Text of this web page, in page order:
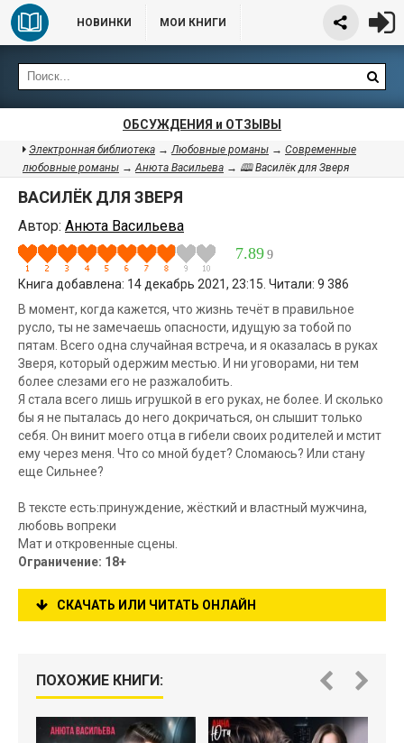
НОВИНКИ МОИ КНИГИ
ОБСУЖДЕНИЯ и ОТЗЫВЫ
Электронная библиотека →Любовные романы → Современные
любовные романы →Анюта Васильева → 🕮 Василёк для Зверя
ВАСИЛЁК ДЛЯ ЗВЕРЯ
Автор: Анюта Васильева
7.89 9
Книга добавлена: 14 декабрь 2021, 23:15. Читали: 9 386
В момент, когда кажется, что жизнь течёт в правильное
русло, ты не замечаешь опасности, идущую за тобой по
пятам. Всего одна случайная встреча, и я оказалась в руках
Зверя, который одержим местью. И ни уговорами, ни тем
более слезами его не разжалобить.
Я стала всего лишь игрушкой в его руках, не более. И сколько
бы я не пыталась до него докричаться, он слышит только
себя. Он винит моего отца в гибели своих родителей и мстит
ему через меня. Что со мной будет? Сломаюсь? Или стану
еще Сильнее?
В тексте есть:принуждение, жёсткий и властный мужчина,
любовь вопреки
Мат и откровенные сцены.
Ограничение: 18+
СКАЧАТЬ ИЛИ ЧИТАТЬ ОНЛАЙН
ПОХОЖИЕ КНИГИ: